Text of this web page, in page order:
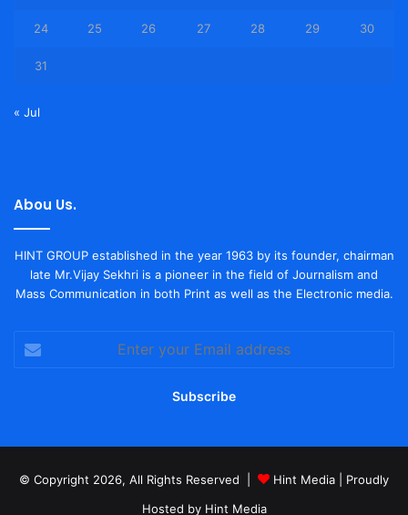
24 25 26 27 28 29 30
31
« Jul
Abou Us.
HINT GROUP established in the year 1963 by its founder, chairman
late Mr.Vijay Sekhri is a pioneer in the field of Journalism and
Mass Communication in both Print as well as the Electronic media.
your
© Copyright 2026, All Rights Reserved | Hint Media | Proudly
Hosted by Hint Media